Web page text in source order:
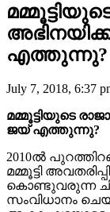
എത്തുന്നു?
July 7, 2018, 6:37
മമ്മൂട്ടിയുടെ
ജയ് എത്തുന്നു?
2010ല്‍
മമ്മൂട്ടി
കൊണ്ടുവരുന്ന
സംവിധാനം